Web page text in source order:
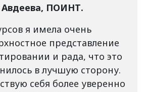
Авдеева, ПОИНТ.
я имела очень
представление
и рада, что это
в лучшую сторону.
себя более уверенно